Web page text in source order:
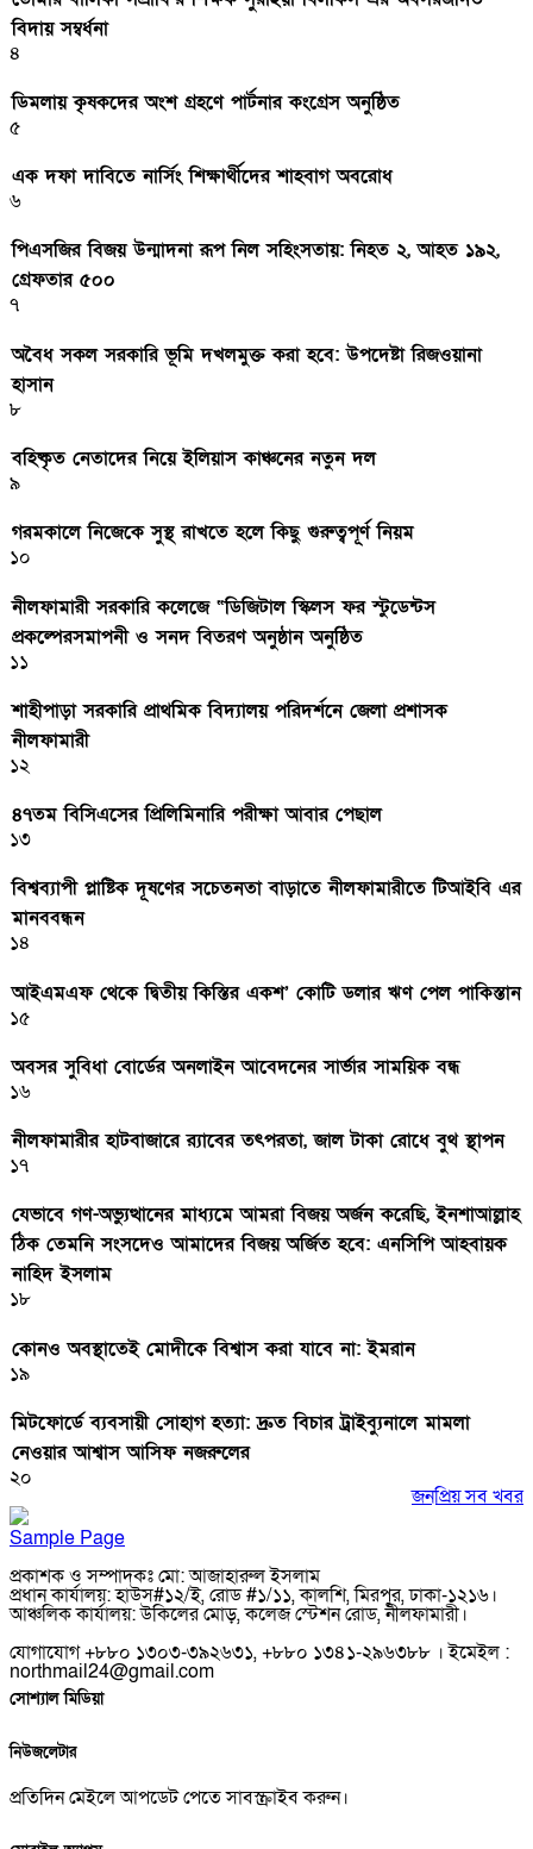
বিদায় সম্বর্ধনা
৪
ডিমলায় কৃষকদের অংশ গ্রহণে পার্টনার কংগ্রেস অনুষ্ঠিত
৫
এক দফা দাবিতে নার্সিং শিক্ষার্থীদের শাহবাগ অবরোধ
৬
পিএসজির বিজয় উন্মাদনা রূপ নিল সহিংসতায়: নিহত ২, আহত ১৯২,
গ্রেফতার ৫০০
৭
অবৈধ সকল সরকারি ভূমি দখলমুক্ত করা হবে: উপদেষ্টা রিজওয়ানা
হাসান
৮
বহিষ্কৃত নেতাদের নিয়ে ইলিয়াস কাঞ্চনের নতুন দল
৯
গরমকালে নিজেকে সুস্থ রাখতে হলে কিছু গুরুত্বপূর্ণ নিয়ম
১০
নীলফামারী সরকারি কলেজে “ডিজিটাল স্কিলস ফর স্টুডেন্টস
প্রকল্পেরসমাপনী ও সনদ বিতরণ অনুষ্ঠান অনুষ্ঠিত
১১
শাহীপাড়া সরকারি প্রাথমিক বিদ্যালয় পরিদর্শনে জেলা প্রশাসক
নীলফামারী
১২
৪৭তম বিসিএসের প্রিলিমিনারি পরীক্ষা আবার পেছাল
১৩
বিশ্বব্যাপী প্লাষ্টিক দূষণের সচেতনতা বাড়াতে নীলফামারীতে টিআইবি এর
মানববন্ধন
১৪
আইএমএফ থেকে দ্বিতীয় কিস্তির একশ’ কোটি ডলার ঋণ পেল পাকিস্তান
১৫
অবসর সুবিধা বোর্ডের অনলাইন আবেদনের সার্ভার সাময়িক বন্ধ
১৬
নীলফামারীর হাটবাজারে র‌্যাবের তৎপরতা, জাল টাকা রোধে বুথ স্থাপন
১৭
যেভাবে গণ-অভ্যুত্থানের মাধ্যমে আমরা বিজয় অর্জন করেছি, ইনশাআল্লাহ
ঠিক তেমনি সংসদেও আমাদের বিজয় অর্জিত হবে: এনসিপি আহবায়ক
নাহিদ ইসলাম
১৮
কোনও অবস্থাতেই মোদীকে বিশ্বাস করা যাবে না: ইমরান
১৯
মিটফোর্ডে ব্যবসায়ী সোহাগ হত্যা: দ্রুত বিচার ট্রাইব্যুনালে মামলা
নেওয়ার আশ্বাস আসিফ নজরুলের
২০
জনপ্রিয় সব খবর
Sample Page
প্রকাশক ও সম্পাদকঃ মো: আজাহারুল ইসলাম
প্রধান কার্যালয়: হাউস#১২/ই, রোড #১/১১, কালশি, মিরপুর, ঢাকা-১২১৬।
আঞ্চলিক কার্যালয়: উকিলের মোড়, কলেজ স্টেশন রোড, নীলফামারী।
যোগাযোগ +৮৮০ ১৩০৩-৩৯২৬৩১, +৮৮০ ১৩৪১-২৯৬৩৮৮ । ইমেইল :
northmail24@gmail.com
সোশ্যাল মিডিয়া
নিউজলেটার
প্রতিদিন মেইলে আপডেট পেতে সাবস্ক্রাইব করুন।